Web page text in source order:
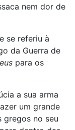
nem dor de
se referiu à
da Guerra de
para os
a sua arma
um grande
gregos no seu